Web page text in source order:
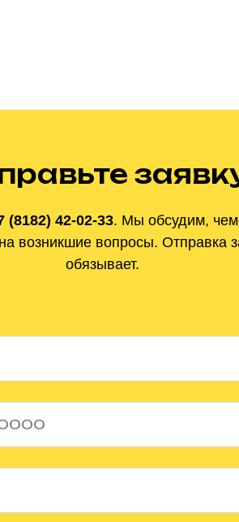
(8182) 42-02-33. Мы обсудим,
возникшие вопросы. Отправка
обязывает.